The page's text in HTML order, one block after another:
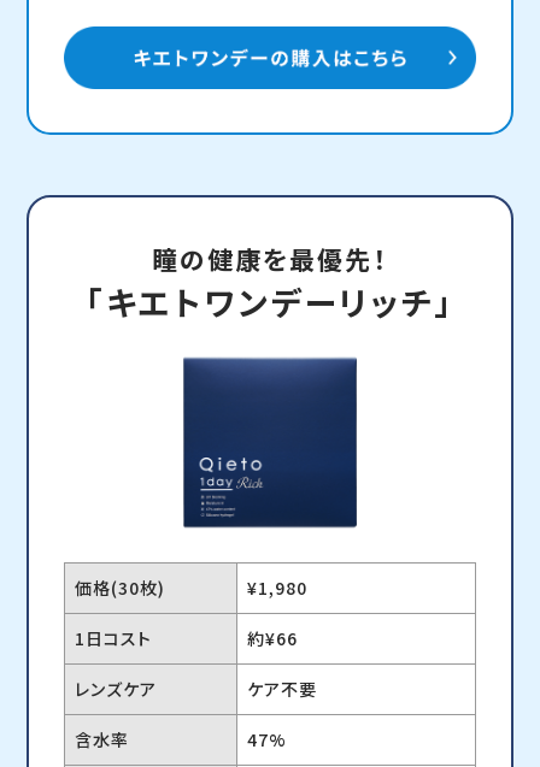
瞳の健康を最優先！
「キエトワンデーリッチ」
価格(30枚) ¥1,980
1日コスト 約¥66
レンズケア ケア不要
含水率 47%